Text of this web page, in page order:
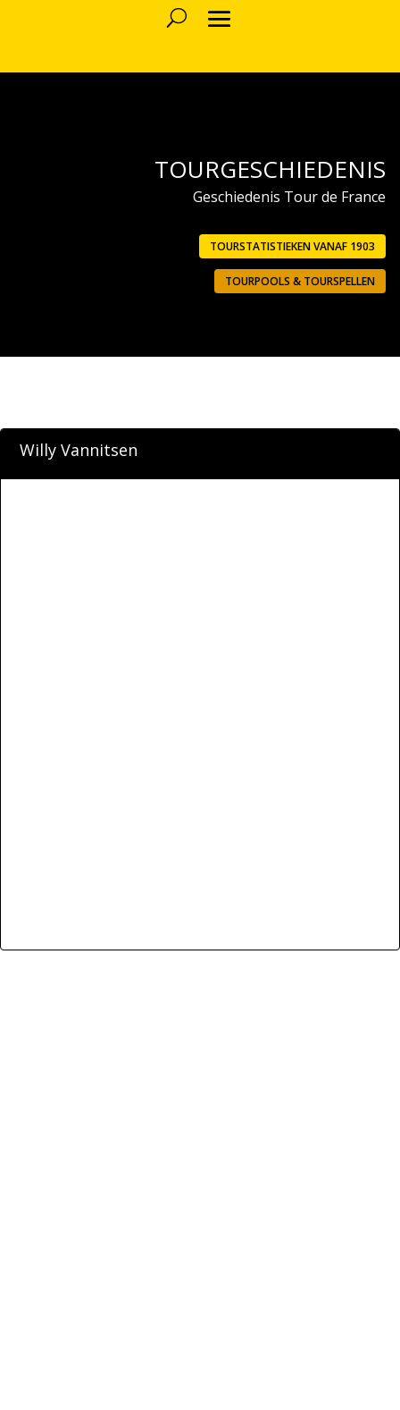
TOURGESCHIEDENIS
Geschiedenis Tour de France
TOURSTATISTIEKEN VANAF 1903
TOURPOOLS & TOURSPELLEN
Willy Vannitsen